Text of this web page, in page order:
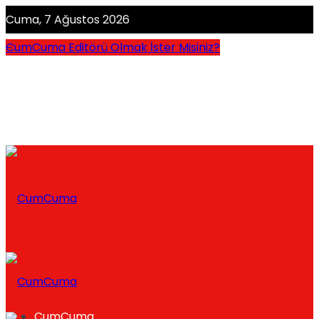
Cuma, 7 Ağustos 2026
CumCuma Editörü Olmak İster Misiniz?